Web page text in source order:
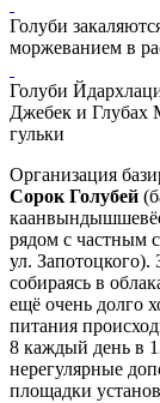
Голуби
моржеванием в
Голуби
Джебек и Глубах
гульки
Организация
Сорок Голубей
рядом с частным
ул. Запотоцкого).
собираясь в
ещё очень долго
питания
8 каждый день в
нерегулярные
площадки